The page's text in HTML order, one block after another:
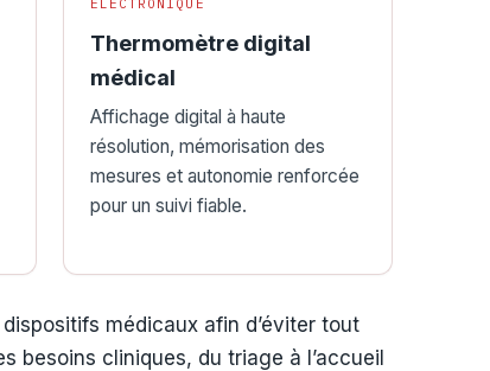
Thermomètre digital
médical
Affichage digital à haute
résolution, mémorisation des
mesures et autonomie renforcée
pour un suivi fiable.
médicaux afin d’éviter tout
besoins cliniques, du triage à l’accueil